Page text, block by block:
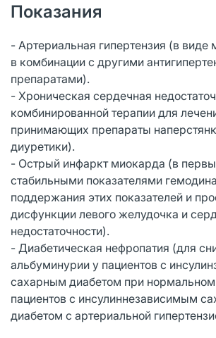
Показания
- Артериальная гипертензия (в виде
в комбинации с другими
препаратами).
- Хроническая сердечная
комбинированной терапии для
принимающих препараты
диуретики).
- Острый инфаркт миокарда (в
стабильными показателями
поддержания этих показателей и
дисфункции левого желудочка и
недостаточности).
- Диабетическая нефропатия (для
альбуминурии у пациентов с
сахарным диабетом при
пациентов с инсулиннезависимым
диабетом с артериальной